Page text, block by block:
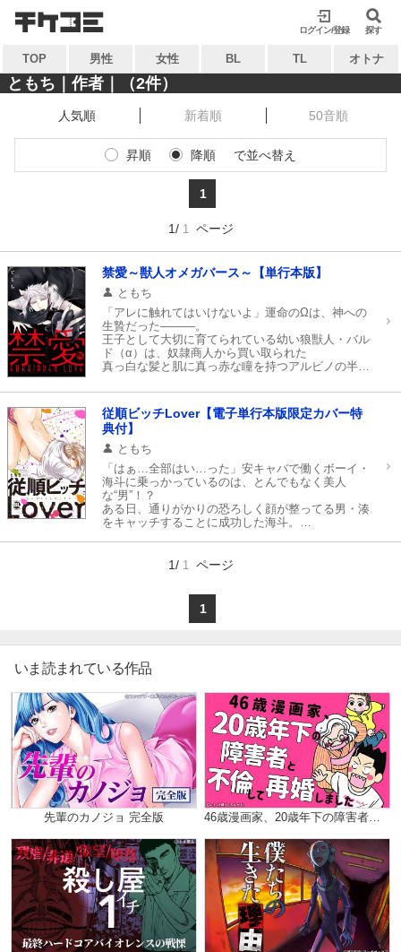
ログイン/登録 探す
検索
閉じる
キーワードから探す
ジャンル タグ
コンテンツから探す
ランキング 新着
おすすめ 無料
特集
マイ本棚から探す
最近読んだ作品
TOP 男性 女性 BL TL オトナ
検索
閉じる
キーワードから探す
ジャンル タグ
マイ本棚から探す
最近読んだ作品 お気に入り
ともち｜作者｜（2件）
人気順 新着順 50音順
昇順 降順 で並べ替え
1
1/ 1 ページ
禁愛～獣人オメガバース～【単行本版】
ともち
「アレに触れてはいけないよ」運命のΩは、神への
生贄だった―――。
王子として大切に育てられている幼い狼獣人・バル
ド（α）は、奴隷商人から買い取られた
真っ白な髪と肌に真っ赤な瞳を持つアルビノの半獣
う。
だが敬愛する父王に忠告され、再び会うことも叶わ
ないまま数年がたったある夜。
青年になったバルドが、偶然発見したボロ小屋を開
けようとすると、中から甘い香りが…！？
そこには成長して美しくなったマヤが幽閉されてい
た。
国の期待を背負ったαと死ぬ為に育てられた奴隷Ω
の、禁断の恋が今始まる―――…！！
従順ビッチLover【電子単行本版限定カバー特
典付】
ともち
「はぁ…全部はい…った」安キャバで働くボーイ・
海斗に乗っかっているのは、とんでもなく美人
な“男”！？
ある日、通りがかりの恐ろしく顔が整ってる男・湊
をキャッチすることに成功した海斗。
フェロモン垂れ流しの湊の正体はメンズソープで働
に嵌ってるだけ”と自分に言い聞かせるが、他の男
の痕跡を湊の体に見つけてしまい――。
ロきゅんラブ！
1/ 1 ページ
1
いま読まれている作品
先輩のカノジョ 完全版 46歳漫画家、20歳年下の障害者と不倫して再婚しました。（分冊版）